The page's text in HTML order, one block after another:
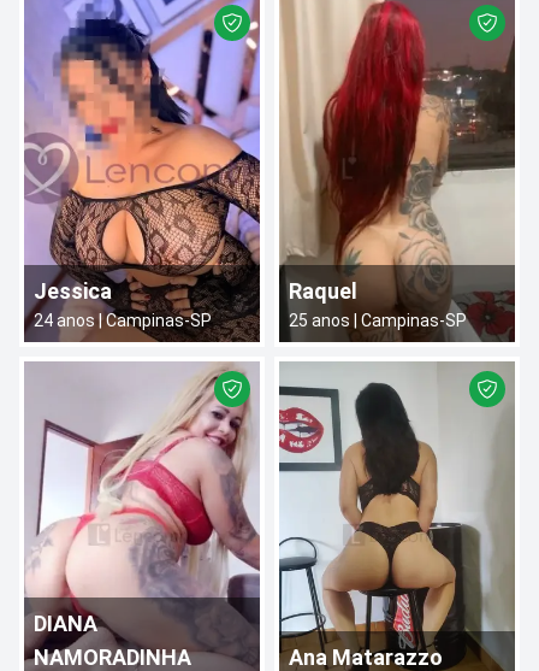
Jessica
24anos |Campinas-SP
Raquel
25 anos | Campinas-SP
DIANA
NAMORADINHA
Ana Matarazzo